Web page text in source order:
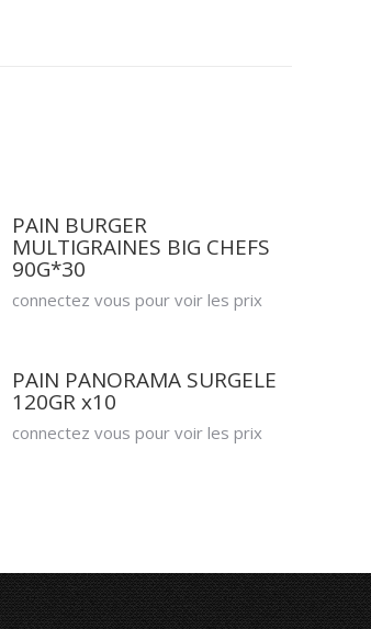
PAIN BURGER
MULTIGRAINES BIG CHEFS
90G*30
connectez vous pour voir les prix
PAIN PANORAMA SURGELE
120GR x10
connectez vous pour voir les prix